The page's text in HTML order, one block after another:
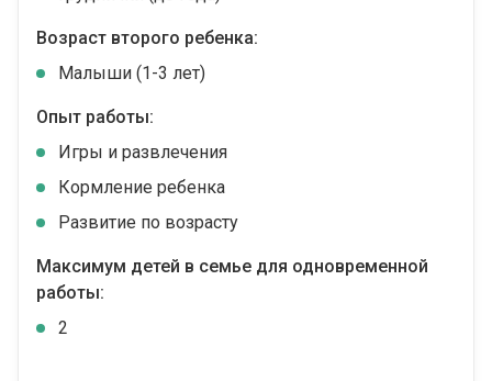
Возраст второго ребенка:
Малыши (1-3 лет)
Опыт работы:
Игры и развлечения
Кормление ребенка
Развитие по возрасту
Максимум детей в семье для одновременной
работы:
2